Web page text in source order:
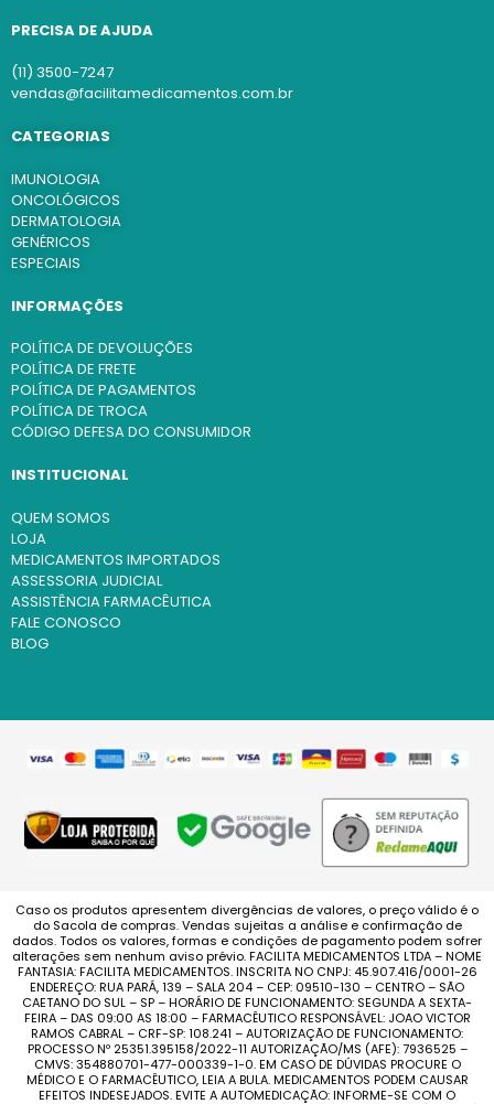
PRECISA DE AJUDA
(11) 3500-7247
vendas@facilitamedicamentos.com.br
CATEGORIAS
IMUNOLOGIA
ONCOLÓGICOS
DERMATOLOGIA
GENÉRICOS
ESPECIAIS
INFORMAÇÕES
POLÍTICA DE DEVOLUÇÕES
POLÍTICA DE FRETE
POLÍTICA DE PAGAMENTOS
POLÍTICA DE TROCA
CÓDIGO DEFESA DO CONSUMIDOR
INSTITUCIONAL
QUEM SOMOS
LOJA
MEDICAMENTOS IMPORTADOS
ASSESSORIA JUDICIAL
ASSISTÊNCIA FARMACÊUTICA
FALE CONOSCO
BLOG
Caso os produtos apresentem divergências de valores, o preço válido é o
do Sacola de compras. Vendas sujeitas a análise e confirmação de
dados. Todos os valores, formas e condições de pagamento podem sofrer
alterações sem nenhum aviso prévio. FACILITA MEDICAMENTOS LTDA – NOME
FANTASIA: FACILITA MEDICAMENTOS. INSCRITA NO CNPJ: 45.907.416/0001-26
ENDEREÇO: RUA PARÁ, 139 – SALA 204 – CEP: 09510-130 – CENTRO – SÃO
CAETANO DO SUL – SP – HORÁRIO DE FUNCIONAMENTO: SEGUNDA A SEXTA-
FEIRA – DAS 09:00 AS 18:00 – FARMACÊUTICO RESPONSÁVEL: JOAO VICTOR
RAMOS CABRAL – CRF-SP: 108.241 – AUTORIZAÇÃO DE FUNCIONAMENTO:
PROCESSO Nº 25351.395158/2022-11 AUTORIZAÇÃO/MS (AFE): 7936525 –
CMVS: 354880701-477-000339-1-0. EM CASO DE DÚVIDAS PROCURE O
MÉDICO E O FARMACÊUTICO, LEIA A BULA. MEDICAMENTOS PODEM CAUSAR
EFEITOS INDESEJADOS. EVITE A AUTOMEDICAÇÃO: INFORME-SE COM O